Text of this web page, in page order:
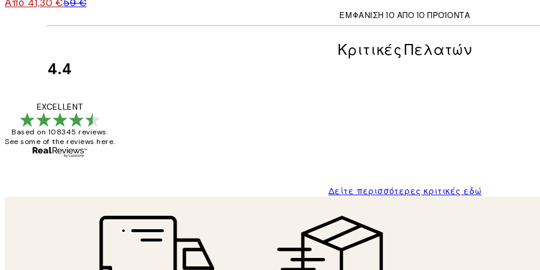
Από 41,30 €59 €
ΕΜΦΆΝΙΣΗ 10 ΑΠΌ 10 ΠΡΟΪΌΝΤΑ
Κριτικές Πελατών
4.4
EXCELLENT
Based on 108345 reviews.
See some of the reviews here.
Δείτε περισσότερες κριτικές εδώ